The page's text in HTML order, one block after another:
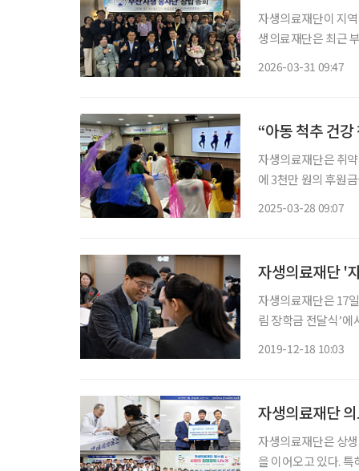
자생의료재단이 지
생의료재단은 최근
2026-03-31 09:47
“아동 척추 건
자생의료재단은 취
에 3천만 원의 후원
2025-03-28 09:07
자생의료재단 '
자생의료재단은 17
림 장학금 전달식’
2019-12-18 10:03
자생의료재단은 상
을 이어오고 있다.